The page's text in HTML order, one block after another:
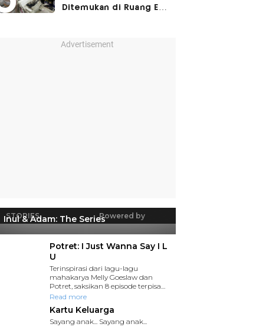
Ditemukan di Ruang Eks
Advertisement